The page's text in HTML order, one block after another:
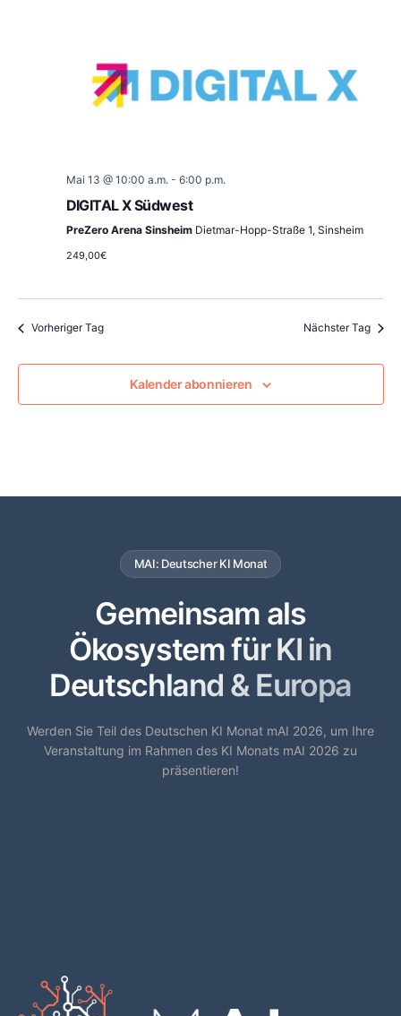
Mai 13 @ 10:00 a.m.- 6:00 p.m.
DIGITAL X Südwest
PreZero Arena Sinsheim Dietmar-Hopp-Straße 1, Sinsheim
249,00€
Vorheriger Tag Nächster Tag
Kalender abonnieren
MAI: Deutscher KI Monat
Gemeinsam als
Ökosystem für KI in
Deutschland & Europa
Werden Sie Teil des Deutschen KI Monat mAI 2026, um Ihre
Veranstaltung im Rahmen des KI Monats mAI 2026 zu
präsentieren!